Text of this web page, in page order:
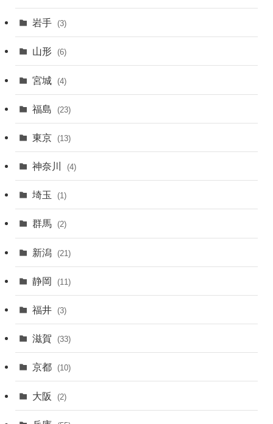
岩手 (3)
山形 (6)
宮城 (4)
福島 (23)
東京 (13)
神奈川 (4)
埼玉 (1)
群馬 (2)
新潟 (21)
静岡 (11)
福井 (3)
滋賀 (33)
京都 (10)
大阪 (2)